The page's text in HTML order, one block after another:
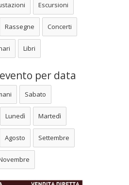
Escursioni
Rassegne Concerti
Libri
per data
Sabato
Lunedì Martedì
Agosto Settembre